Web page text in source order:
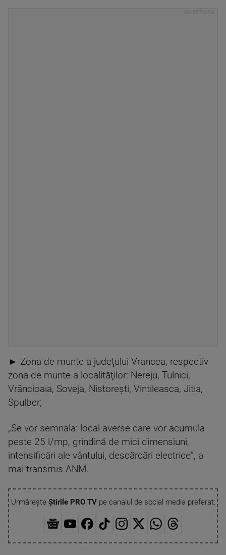
► Zona de munte a judeţului Vrancea, respectiv
zona de munte a localităţilor: Nereju, Tulnici,
Vrâncioaia, Soveja, Nistoreşti, Vintileasca, Jitia,
Spulber;
„Se vor semnala: local averse care vor acumula
peste 25 l/mp, grindină de mici dimensiuni,
intensificări ale vântului, descărcări electrice”, a
mai transmis ANM.
Urmărește Știrile PRO TVpe canalul de social media preferat: